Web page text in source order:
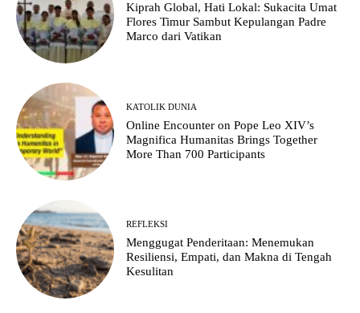
Kiprah Global, Hati Lokal: Sukacita Umat
Flores Timur Sambut Kepulangan Padre
Marco dari Vatikan
KATOLIK DUNIA
Online Encounter on Pope Leo XIV’s
Magnifica Humanitas Brings Together
More Than 700 Participants
REFLEKSI
Menggugat Penderitaan: Menemukan
Resiliensi, Empati, dan Makna di Tengah
Kesulitan